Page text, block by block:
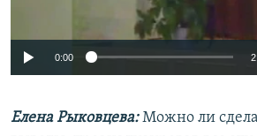
0:00
Елена Рыковцева:Можно ли